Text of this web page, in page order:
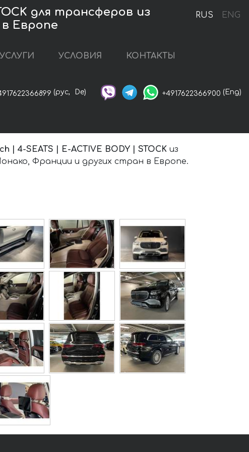
RUS ENG
для трансферов из
Европе
УСЛУГИ УСЛОВИЯ КОНТАКТЫ
(рус, De) +4917622366900 (Eng)
| 4-SEATS | E-ACTIVE BODY | STOCK из
Франции и других стран в Европе.